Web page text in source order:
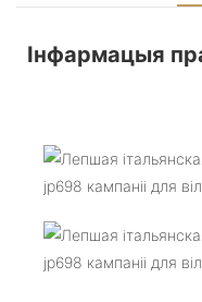
Інфармацыя